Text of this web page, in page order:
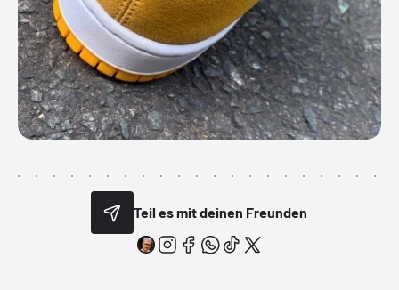
Teil es mit deinen Freunden